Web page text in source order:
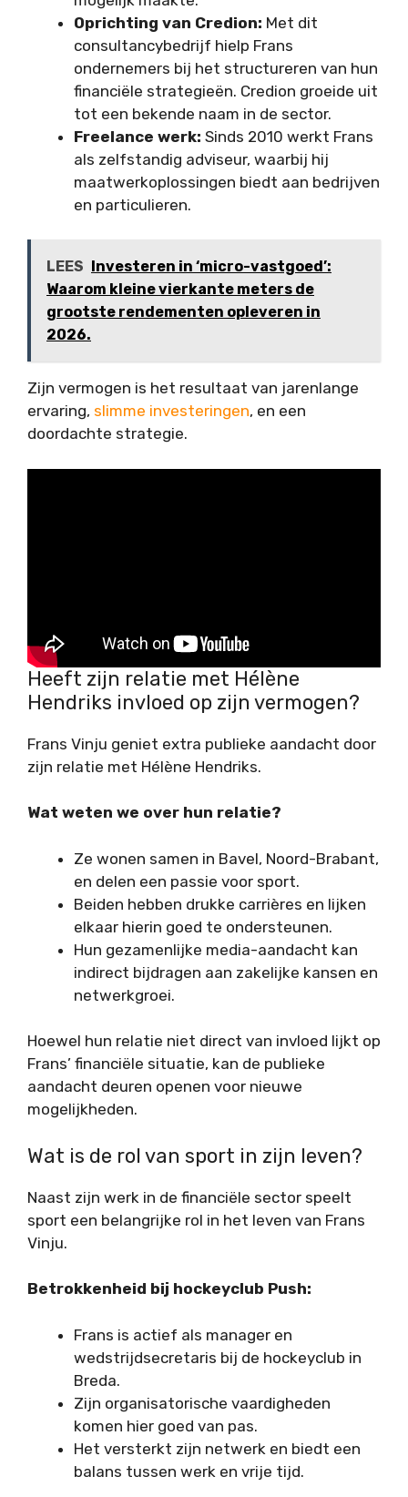
Oprichting van Credion: Met dit
consultancybedrijf hielp Frans
ondernemers bij het structureren van hun
financiële strategieën. Credion groeide uit
tot een bekende naam in de sector.
Freelance werk: Sinds 2010 werkt Frans
als zelfstandig adviseur, waarbij hij
maatwerkoplossingen biedt aan bedrijven
en particulieren.
LEES Investeren in ‘micro-vastgoed’:
Waarom kleine vierkante meters de
grootste rendementen opleveren in
2026.
Zijn vermogen is het resultaat van jarenlange
ervaring, slimme investeringen, en een
doordachte strategie.
Heeft zijn relatie met Hélène
Hendriks invloed op zijn vermogen?
Frans Vinju geniet extra publieke aandacht door
zijn relatie met Hélène Hendriks.
Wat weten we over hun relatie?
Ze wonen samen in Bavel, Noord-Brabant,
en delen een passie voor sport.
Beiden hebben drukke carrières en lijken
elkaar hierin goed te ondersteunen.
Hun gezamenlijke media-aandacht kan
indirect bijdragen aan zakelijke kansen en
netwerkgroei.
Hoewel hun relatie niet direct van invloed lijkt op
Frans’ financiële situatie, kan de publieke
aandacht deuren openen voor nieuwe
mogelijkheden.
Wat is de rol van sport in zijn leven?
Naast zijn werk in de financiële sector speelt
sport een belangrijke rol in het leven van Frans
Vinju.
Betrokkenheid bij hockeyclub Push:
Frans is actief als manager en
wedstrijdsecretaris bij de hockeyclub in
Breda.
Zijn organisatorische vaardigheden
komen hier goed van pas.
Het versterkt zijn netwerk en biedt een
balans tussen werk en vrije tijd.